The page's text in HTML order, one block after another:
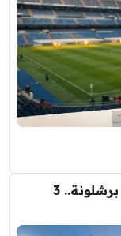
عاجل : رودري يوافق على الانتقال الى برشلونة.. 3